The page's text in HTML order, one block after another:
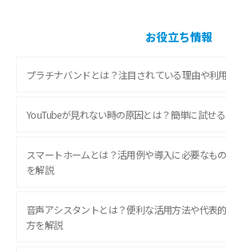
お役立ち情報
プラチナバンドとは？注目されている理由や利
YouTubeが見れない時の原因とは？簡単に試せ
スマートホームとは？活用例や導入に必要なも
を解説
音声アシスタントとは？便利な活用方法や代表
方を解説